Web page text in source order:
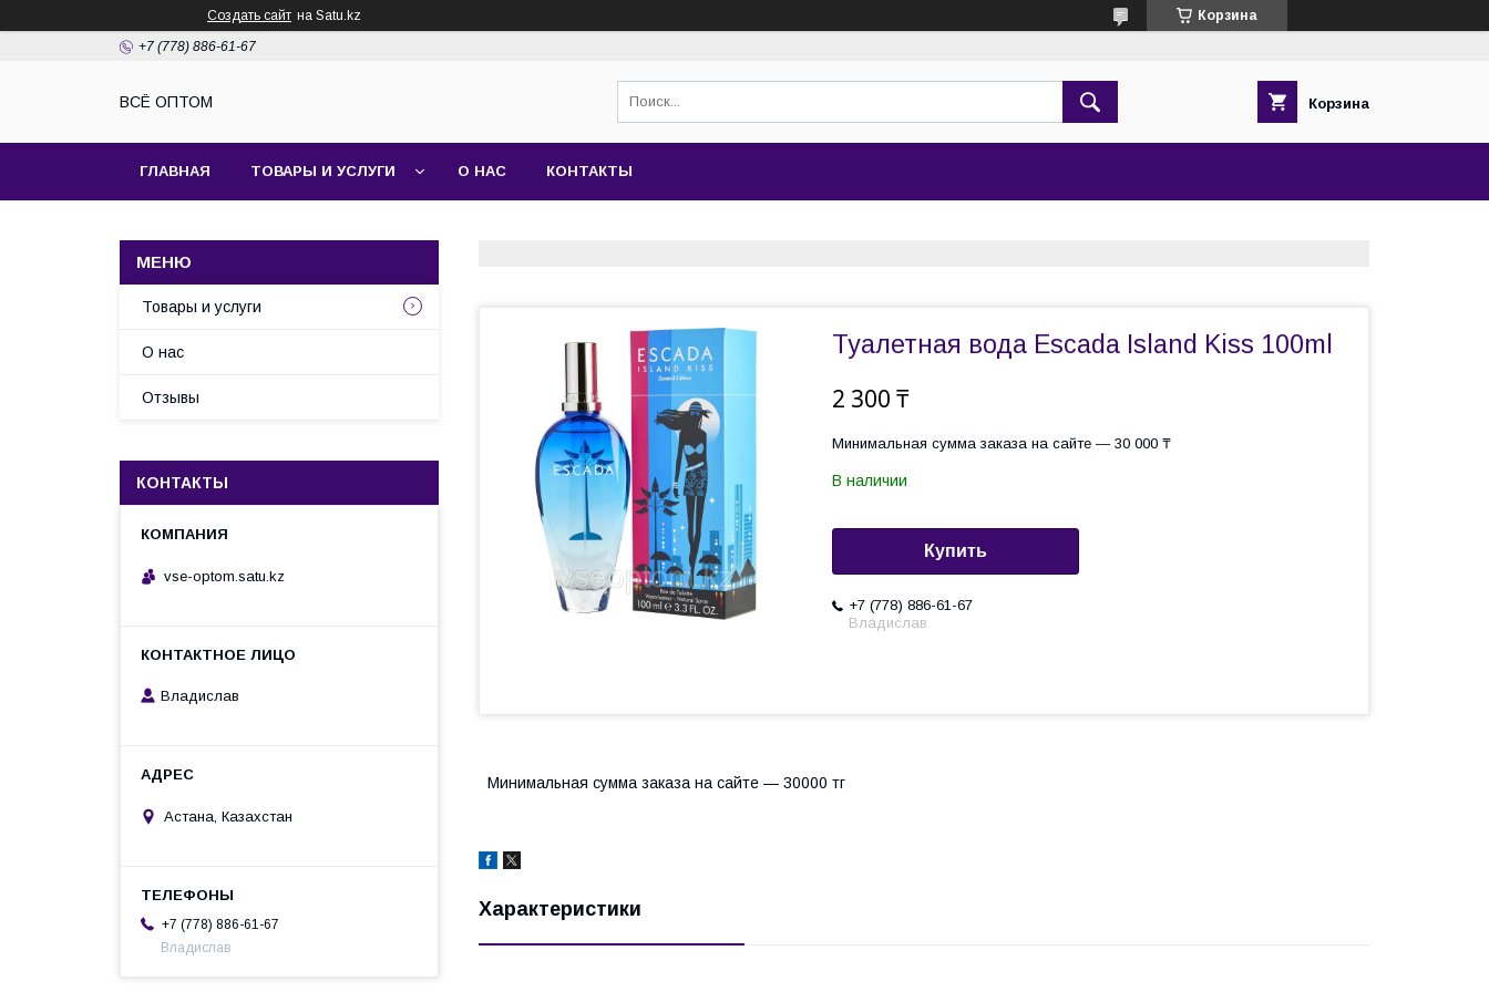
Создать сайт на Satu.kz Корзина
+7 (778) 886-61-67
ВСЁ ОПТОМ Корзина
ГЛАВНАЯ ТОВАРЫ И УСЛУГИ О НАС КОНТАКТЫ
Туалетная вода Escada Island Kiss 100ml
2 300 ₸
Минимальная сумма заказа на сайте — 30 000 ₸
В наличии
Купить
+7 (778) 886-61-67
Владислав
Минимальная сумма заказа на сайте — 30000 тг
Характеристики
Товары и услуги
О нас
Отзывы
КОНТАКТЫ
vse-optom.satu.kz
Владислав
Астана, Казахстан
+7 (778) 886-61-67
Владислав